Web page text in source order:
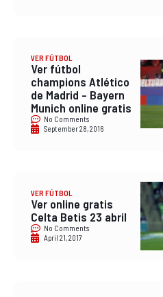
VER FÚTBOL
Ver fútbol
champions Atlético
de Madrid – Bayern
Munich online gratis
No Comments
September 28, 2016
VER FÚTBOL
Ver online gratis
Celta Betis 23 abril
No Comments
April 21, 2017